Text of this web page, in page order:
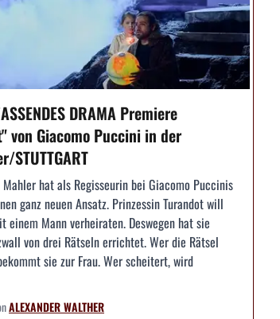
DRAMA Premiere
von Giacomo Puccini in der
STUTTGART
Mahler hat als Regisseurin bei Giacomo Puccinis
ganz neuen Ansatz. Prinzessin Turandot will
einem Mann verheiraten. Deswegen hat sie
von drei Rätseln errichtet. Wer die Rätsel
sie zur Frau. Wer scheitert, wird
ALEXANDER WALTHER